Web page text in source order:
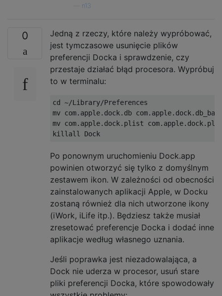
n13
0
Jedną z rzeczy, które należy wypróbować,
jest tymczasowe usunięcie plików
preferencji Docka i sprawdzenie, czy
przestaje działać błąd procesora. Wypróbuj
to w terminalu:
cd ~/Library/Preferences
mv com.apple.dock.db
mv com.apple.dock.plist
Po ponownym uruchomieniu Dock.app
powinien otworzyć się tylko z domyślnym
zestawem ikon. W zależności od obecności
zainstalowanych aplikacji Apple, w Docku
zostaną również dla nich utworzone ikony
(iWork, iLife itp.). Będziesz także musiał
zresetować preferencje Docka i dodać inne
aplikacje według własnego uznania.
Jeśli poprawka jest niezadowalająca, a
Dock nie uderza w procesor, usuń stare
pliki preferencji Docka, które spowodowały